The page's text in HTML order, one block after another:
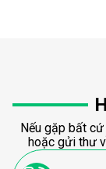
Nếu gặp bất
hoặc gửi thư